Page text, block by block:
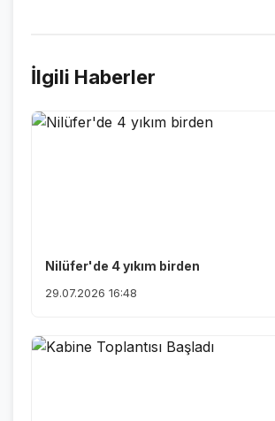
HAKKIMIZDA
KÜNYE
İlgili Haberler
Nilüfer'de 4 yıkım birden
29.07.2026 16:48